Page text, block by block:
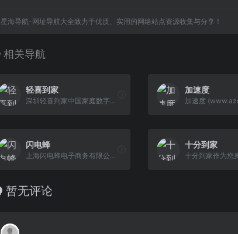
星海导航-网址导航大全致力于优质、实用的网络站点资源收集与分享！
相关导航
轻喜到家
深圳轻喜到家中国家庭数字化生活服务平台,轻喜到家提供日常保洁、高端保洁、保姆、母婴护理、育婴早教、产康护理、家电清洗、家居养护等专业的到家服务。
加速度
闪电蜂
上海闪电蜂电子商务有限公司（简称闪电蜂）成立于2014年。专注于手机等数码产品售后维修、回收、延保等全线服务，2021年4月成为Apple的独立维修提供商（IRP）,闪电蜂手机快修业务已经覆盖全国24个省及直辖市、自治区、现拥有加盟店3500余家，并持续快速增加中。
十分到家
暂无评论